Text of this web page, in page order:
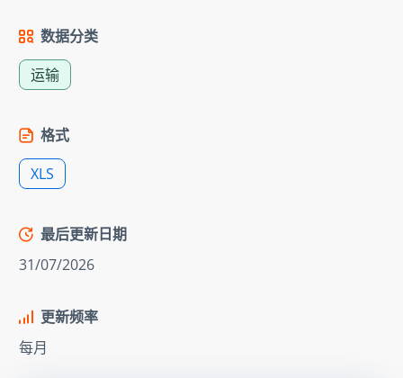
数据分类
运输
格式
XLS
最后更新日期
31/07/2026
更新频率
每月